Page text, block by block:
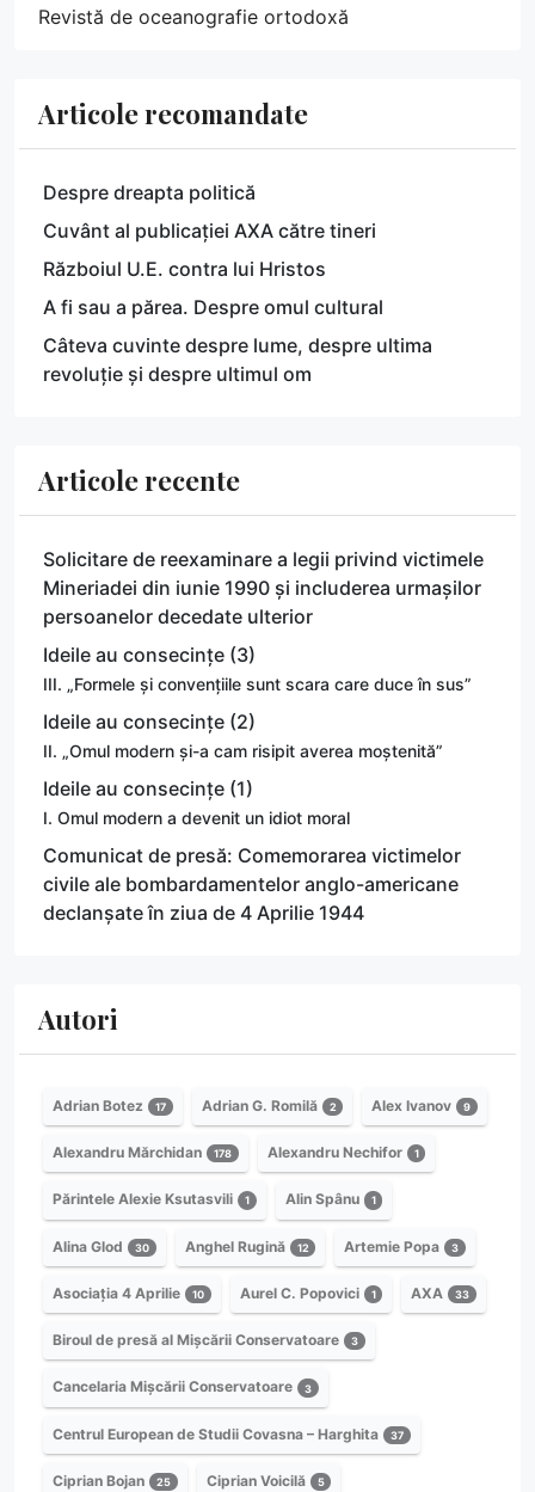
Revistă de oceanografie ortodoxă
Articole recomandate
Despre dreapta politică
Cuvânt al publicației AXA către tineri
Războiul U.E. contra lui Hristos
A fi sau a părea. Despre omul cultural
Câteva cuvinte despre lume, despre ultima
revoluție și despre ultimul om
Articole recente
Solicitare de reexaminare a legii privind victimele
Mineriadei din iunie 1990 și includerea urmașilor
persoanelor decedate ulterior
Ideile au consecințe (3)
III. „Formele și convențiile sunt scara care duce în sus”
Ideile au consecințe (2)
II. „Omul modern și-a cam risipit averea moștenită”
Ideile au consecințe (1)
I. Omul modern a devenit un idiot moral
Comunicat de presă: Comemorarea victimelor
civile ale bombardamentelor anglo-americane
declanșate în ziua de 4 Aprilie 1944
Autori
Adrian Botez 17 Adrian G. Romilă 2 Alex Ivanov 9
Alexandru Mărchidan 178 Alexandru Nechifor 1
Părintele Alexie Ksutasvili 1 Alin Spânu 1
Alina Glod 30 Anghel Rugină 12 Artemie Popa 3
Asociația 4 Aprilie 10 Aurel C. Popovici 1 AXA 33
Biroul de presă al Mișcării Conservatoare 3
Cancelaria Mișcării Conservatoare 3
Centrul European de Studii Covasna – Harghita 37
Ciprian Bojan 25 Ciprian Voicilă 5